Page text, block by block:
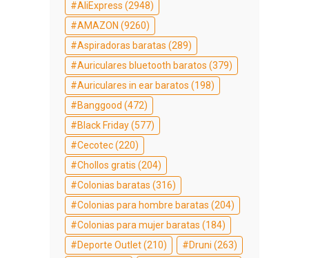
AliExpress (2948)
AMAZON (9260)
Aspiradoras baratas (289)
Auriculares bluetooth baratos (379)
Auriculares in ear baratos (198)
Banggood (472)
Black Friday(577)
Cecotec(220)
Chollos gratis (204)
Colonias baratas (316)
Colonias para hombre baratas (204)
Colonias para mujer baratas (184)
Deporte Outlet(210) Druni (263)